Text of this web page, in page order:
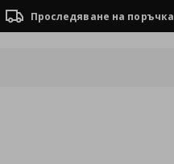
Проследяване на поръчка